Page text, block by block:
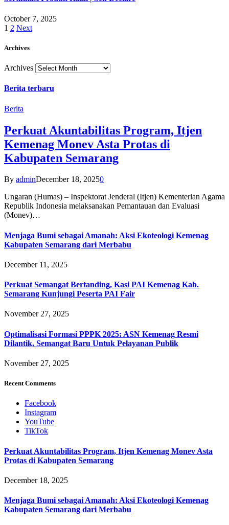
October 7, 2025
1 2 Next
Archives
Archives
Berita terbaru
Berita
Perkuat Akuntabilitas Program, Itjen
Kemenag Monev Asta Protas di
Kabupaten Semarang
By adminDecember 18, 20250
Ungaran (Humas) – Inspektorat Jenderal (Itjen) Kementerian Agama
Republik Indonesia melaksanakan Pemantauan dan Evaluasi
(Monev)…
Menjaga Bumi sebagai Amanah: Aksi Ekoteologi Kemenag
Kabupaten Semarang dari Merbabu
December 11, 2025
Perkuat Semangat Bertanding, Kasi PAI Kemenag Kab.
Semarang Kunjungi Peserta PAI Fair
November 27, 2025
Optimalisasi Formasi PPPK 2025: ASN Kemenag Resmi
Dilantik, Semangat Baru Untuk Pelayanan Publik
November 27, 2025
Recent Comments
Facebook
Instagram
YouTube
TikTok
Perkuat Akuntabilitas Program, Itjen Kemenag Monev Asta
Protas di Kabupaten Semarang
December 18, 2025
Menjaga Bumi sebagai Amanah: Aksi Ekoteologi Kemenag
Kabupaten Semarang dari Merbabu